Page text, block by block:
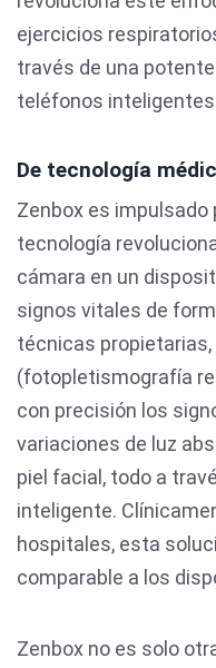
ejercicios
través de una
teléfonos
De tecnología
Zenbox es impulsado
tecnología
cámara en un
signos vitales de
técnicas propietarias,
(fotopletismografía
con precisión los
variaciones de luz
piel facial, todo a
inteligente.
hospitales, esta
comparable a los
Zenbox no es solo